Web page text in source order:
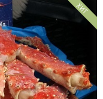
ХИТ